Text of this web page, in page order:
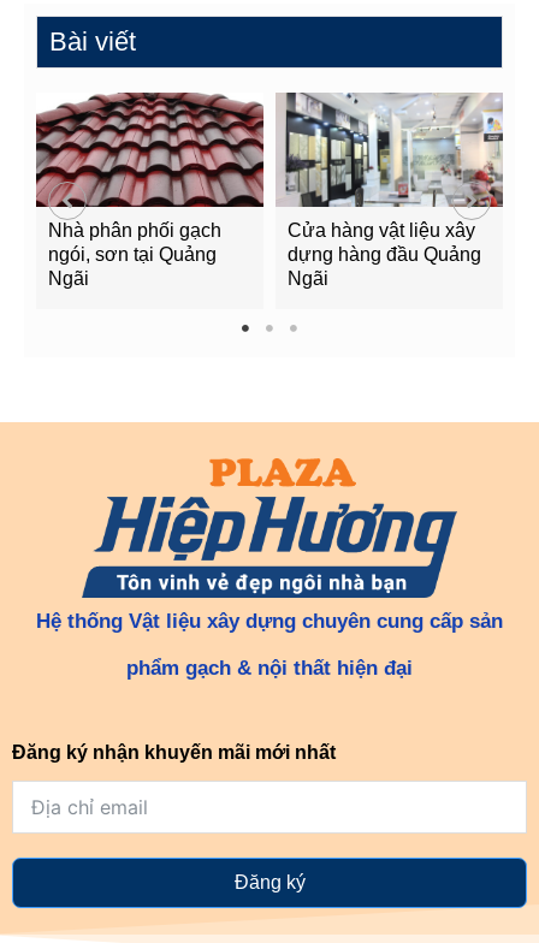
Bài viết
Nhà phân phối gạch
ngói, sơn tại Quảng
Ngãi
Cửa hàng vật liệu xây
dựng hàng đầu Quảng
Ngãi
1 2 3
Hệ thống Vật liệu xây dựng chuyên cung cấp sản
phẩm gạch & nội thất hiện đại
Đăng ký nhận khuyến mãi mới nhất
Đăng ký